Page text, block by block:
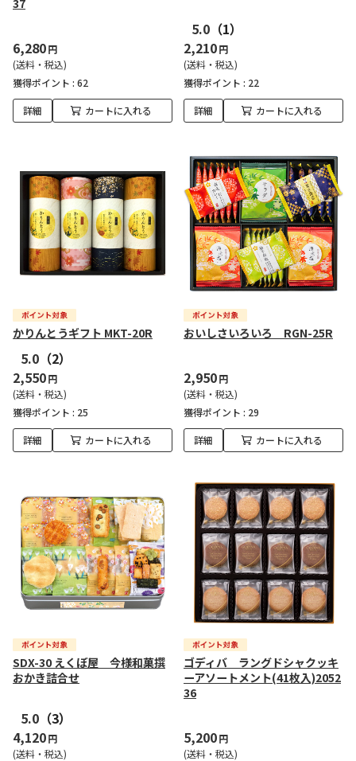
37
6,280円
(送料・税込)
獲得ポイント : 62
詳細 カートに入れる
5.0 （1）
2,210円
(送料・税込)
獲得ポイント : 22
詳細 カートに入れる
かりんとうギフト MKT-20R
5.0 （2）
2,550円
(送料・税込)
獲得ポイント : 25
詳細 カートに入れる
おいしさいろいろ RGN-25R
2,950円
(送料・税込)
獲得ポイント : 29
詳細 カートに入れる
SDX-30 えくぼ屋 今様和菓撰
おかき詰合せ
5.0 （3）
4,120円
(送料・税込)
ゴディバ ラングドシャクッキ
ーアソートメント(41枚入)2052
36
5,200円
(送料・税込)